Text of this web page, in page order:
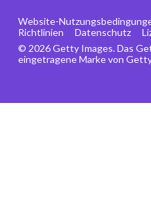
© 2026 Getty Images. Das
eingetragene Marke von
Website-
Richtlinien
Datenschutz